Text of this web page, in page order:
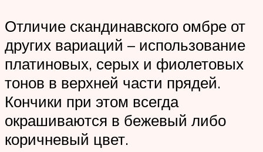
Отличие скандинавского омбре от
других вариаций – использование
платиновых, серых и фиолетовых
тонов в верхней части прядей.
Кончики при этом всегда
окрашиваются в бежевый либо
коричневый цвет.